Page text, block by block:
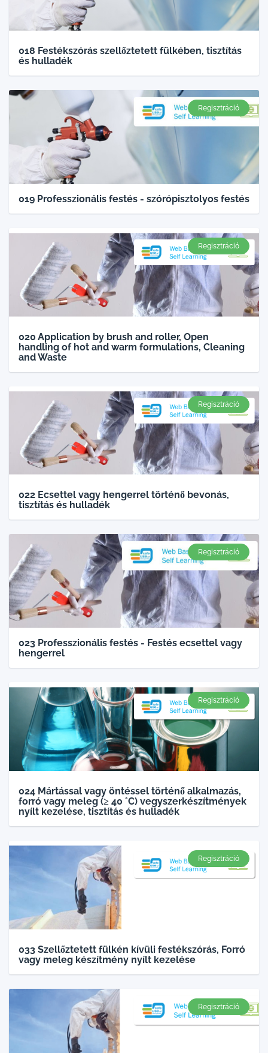
018 Festékszórás szellőztetett fülkében, tisztítás
és hulladék
Regisztráció
019 Professzionális festés - szórópisztolyos festés
Regisztráció
020 Application by brush and roller, Open
handling of hot and warm formulations, Cleaning
and Waste
Regisztráció
022 Ecsettel vagy hengerrel történő bevonás,
tisztítás és hulladék
Regisztráció
023 Professzionális festés - Festés ecsettel vagy
hengerrel
Regisztráció
024 Mártással vagy öntéssel történő alkalmazás,
forró vagy meleg (≥ 40 °C) vegyszerkészítmények
nyílt kezelése, tisztítás és hulladék
Regisztráció
033 Szellőztetett fülkén kívüli festékszórás, Forró
vagy meleg készítmény nyílt kezelése
Regisztráció